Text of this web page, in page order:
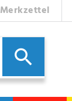
Merkzettel